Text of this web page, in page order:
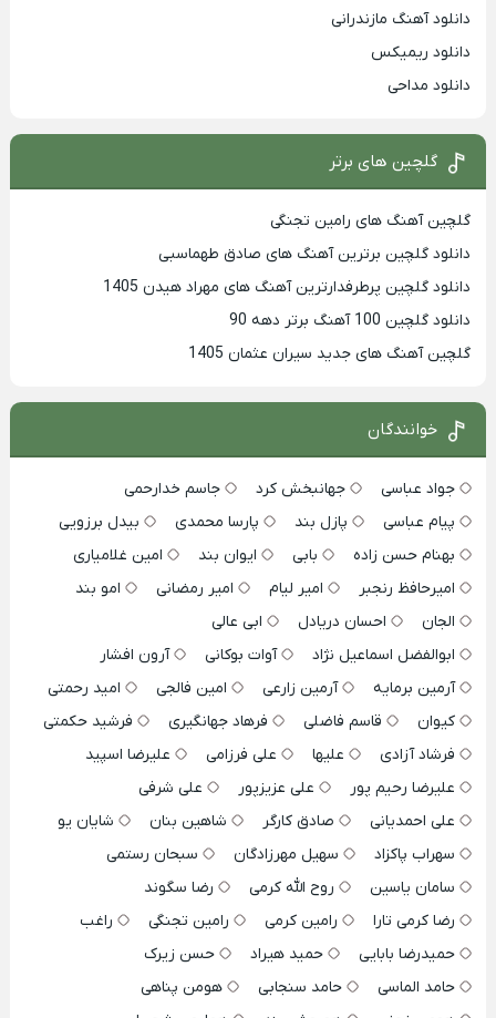
دانلود آهنگ مازندرانی
دانلود ریمیکس
دانلود مداحی
گلچین های برتر
گلچین آهنگ های رامین تجنگی
دانلود گلچین برترین آهنگ های صادق طهماسبی
دانلود گلچین پرطرفدارترین آهنگ های مهراد هیدن 1405
دانلود گلچین 100 آهنگ برتر دهه 90
گلچین آهنگ های جدید سیران عثمان 1405
خوانندگان
جواد عباسی جهانبخش کرد
جاسم خدارحمی
پیام عباسی
پازل بند پارسا محمدی
بیدل برزویی
بهنام حسن زاده
بابی ایوان بند
امین غلامیاری
امیرحافظ رنجبر
امیر لیام امیر رمضانی
امو بند
الجان
احسان دریادل
ابی عالی
ابوالفضل اسماعیل نژاد
آوات بوکانی
آرون افشار
آرمین برمایه
آرمین زارعی امین فالجی
امید رحمتی
کیوان
قاسم فاضلی فرهاد جهانگیری
فرشید حکمتی
فرشاد آزادی
علیها علی فرزامی
علیرضا اسپید
علیرضا رحیم پور
علی عزیزپور
علی شرفی
علی احمدیانی
صادق کارگر شاهین بنان
شایان یو
سهراب پاکزاد
سهیل مهرزادگان
سبحان رستمی
سامان یاسین
روح الله کرمی
رضا سگوند
رضا کرمی تارا
رامین کرمی رامین تجنگی
راغب
حمیدرضا بابایی
حمید هیراد
حسن زیرک
حامد الماسی
حامد سنجابی
هومن پناهی